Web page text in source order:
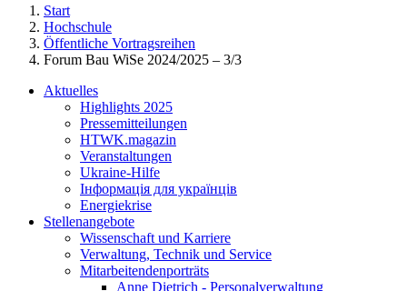
Start
Hochschule
Öffentliche Vortragsreihen
Forum Bau WiSe 2024/2025 – 3/3
Aktuelles
Highlights 2025
Pressemitteilungen
HTWK.magazin
Veranstaltungen
Ukraine-Hilfe
Інформація для українців
Energiekrise
Stellenangebote
Wissenschaft und Karriere
Verwaltung, Technik und Service
Mitarbeitendenporträts
Anne Dietrich - Personalverwaltung